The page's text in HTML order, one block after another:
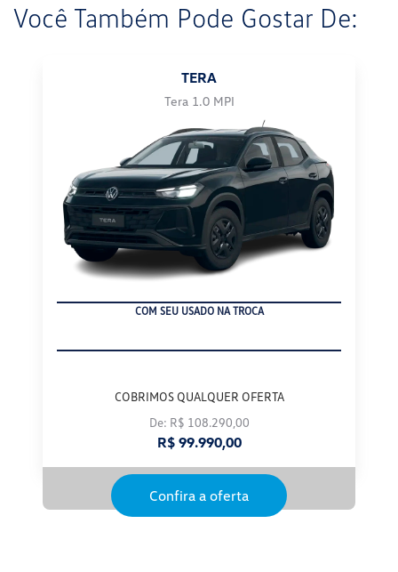
Você Também Pode Gostar De:
TERA
Tera 1.0 MPI
COM SEU USADO NA TROCA
COBRIMOS QUALQUER OFERTA
De: R$ 108.290,00
R$ 99.990,00
Confira a oferta